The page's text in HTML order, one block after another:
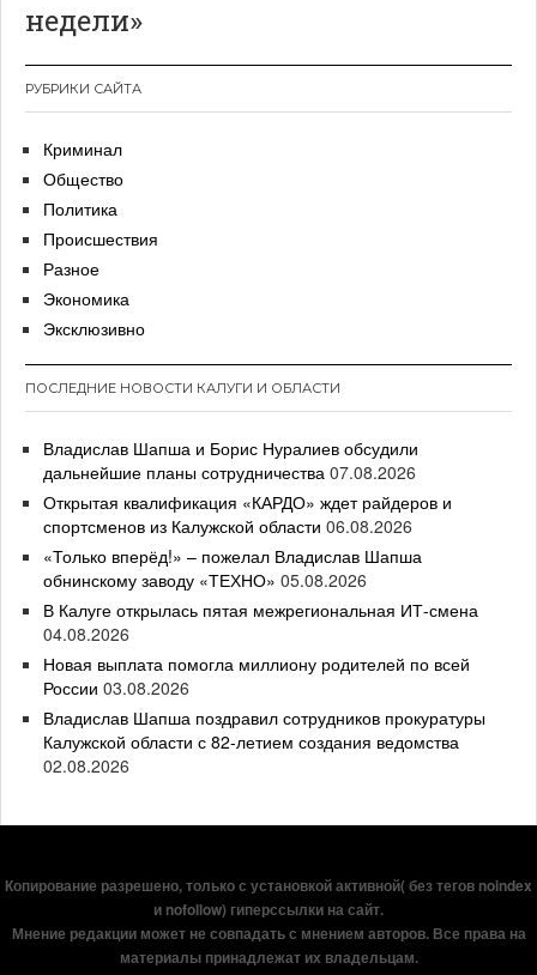
недели»
РУБРИКИ САЙТА
Криминал
Общество
Политика
Происшествия
Разное
Экономика
Эксклюзивно
ПОСЛЕДНИЕ НОВОСТИ КАЛУГИ И ОБЛАСТИ
Владислав Шапша и Борис Нуралиев обсудили
дальнейшие планы сотрудничества 07.08.2026
Открытая квалификация «КАРДО» ждет райдеров и
спортсменов из Калужской области 06.08.2026
«Только вперёд!» – пожелал Владислав Шапша
обнинскому заводу «ТЕХНО» 05.08.2026
В Калуге открылась пятая межрегиональная ИТ-смена
04.08.2026
Новая выплата помогла миллиону родителей по всей
России 03.08.2026
Владислав Шапша поздравил сотрудников прокуратуры
Калужской области с 82-летием создания ведомства
02.08.2026
Копирование разрешено, только с установкой активной( без тегов noindex
и nofollow) гиперссылки на сайт.
Мнение редакции может не совпадать с мнением авторов. Все права на
материалы принадлежат их владельцам.